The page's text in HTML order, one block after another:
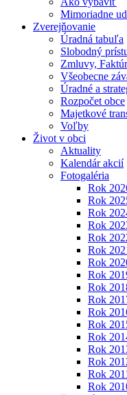
Mimoriadne
Zverejňovanie
Úradná tabuľa
Slobodný
Zmluvy,
Všeobecne
Úradné a
Rozpočet obce
Majetkové
Voľby
Život v obci
Aktuality
Kalendár akcií
Fotogaléria
Rok
Rok
Rok
Rok
Rok
Rok
Rok
Rok
Rok
Rok
Rok
Rok
Rok
Rok
Rok
Rok
Rok